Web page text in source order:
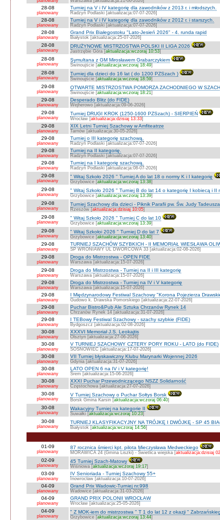
28-08
planowany
Turniej na V i IV kategorię dla zawodników z 2013 r. i młodszych.
Radzyń Podlaski [aktualizacja:07-07-2026]
28-08
planowany
Turniej na V i IV kategorię dla zawodników z 2012 r. i starszych.
Radzyń Podlaski [aktualizacja:07-07-2026]
28-08
planowany
Grand Prix Białegostoku "Lato-Jesień 2026" - 4. runda rapid
Białystok [aktualizacja:25-07-2026]
28-08
planowany
DRUŻYNOWE MISTRZOSTWA POLSKI II LIGA 2026
Jastrzębie Góra [aktualizacja:wczoraj 10:53]
28-08
planowany
Symultana z GM Mirosławem Grabarczykiem
Świnoujście [aktualizacja:wczoraj 18:49]
28-08
planowany
Turniej dla dzieci do 16 lat ( do 1200 PZSzach )
Świnoujście [aktualizacja:wczoraj 18:59]
29-08
planowany
OTWARTE MISTRZOSTWA POMORZA ZACHODNIEGO W
Świnoujście [aktualizacja:wczoraj 18:21]
29-08
planowany
Desperado Blitz (do FIDE)
Wejherowo [aktualizacja:09-06-2026]
29-08
planowany
Turniej DRUGI KROK (1250-1600 PZSzach) - SIERPIEŃ
Wrocław [aktualizacja:dzisiaj 13:33]
29-08
planowany
XIX Letni Turniej Szachowy w Amfiteatrze
Tarnów [aktualizacja:30-05-2026]
29-08
planowany
Turniej o III kategorię szachową.
Radzyń Podlaski [aktualizacja:07-07-2026]
29-08
planowany
Turniej na II kategorię.
Radzyń Podlaski [aktualizacja:07-07-2026]
29-08
planowany
Turniej na I kategorię szachową.
Radzyń Podlaski [aktualizacja:08-07-2026]
29-08
planowany
" Witaj Szkoło 2026 " Turniej A do lat 18 o normy K i I kategorię
Grzybowice [aktualizacja:wczoraj 13:38]
29-08
planowany
" Witaj Szkoło 2026 " Turniej B do lat 14 o kategorię I kobiecą i II
Grzybowice [aktualizacja:wczoraj 13:39]
29-08
planowany
Turniej Szachowy dla dzieci - Piknik Parafii pw. Św. Judy
Rzeszów [aktualizacja:dzisiaj 10:05]
29-08
planowany
" Witaj Szkoło 2026 " Turniej C do lat 10
Grzybowice [aktualizacja:wczoraj 13:39]
29-08
planowany
" Witaj Szkołoi 2026 " Turniej D do lat 7
Grzybowice [aktualizacja:wczoraj 13:40]
29-08
planowany
TURNIEJ SZACHÓW SZYBKICH - II MEMORIAŁ WIESŁAWA
SP WRONIAWY UL DWORCOWA 33 [aktualizacja:02-08-2026]
29-08
planowany
Droga do Mistrzostwa - OPEN FIDE
Warszawa [aktualizacja:15-07-2026]
29-08
planowany
Droga do Mistrzostwa - Turniej na II i III kategorię
Warszawa [aktualizacja:15-07-2026]
29-08
planowany
Droga do Mistrzostwa - Turniej na IV i V kategorię
Warszawa [aktualizacja:15-07-2026]
29-08
planowany
I Międzynarodowy Festiwal Szachowy "Korona Pojezierza
Gudowo k. Drawska Pomorskiego [aktualizacja:22-07-2026]
29-08
planowany
Puchar Bistro&Pub Ale Sztuka Chrzanów Rynek 14
Chrzanów Rynek 14 [aktualizacja:31-07-2026]
29-08
planowany
I TEBowy Festiwal Szachowy - szachy szybkie (FIDE)
Bydgoszcz [aktualizacja:02-08-2026]
30-08
planowany
XXXVI Memoriał J.S. Leokajtis
Olsztyn [aktualizacja:27-06-2026]
30-08
planowany
V TURNIEJ SZACHOWY CZTERY PORY ROKU - LATO (do FIDE)
SOSNOWIEC [aktualizacja:17-07-2026]
30-08
planowany
VII Turniej błyskawiczny Klubu Marynarki Wojennej 2026
Gdynia [aktualizacja:31-07-2026]
30-08
planowany
LATO OPEN 6 na IV i V kategorię!
Śrem [aktualizacja:15-06-2026]
30-08
planowany
XXXI Puchar Przewodniczącego NSZZ Solidarność
Częstochowa [aktualizacja:27-07-2026]
30-08
planowany
V Turniej Szachowy o Puchar Sołtys Borsk
Borsk Gmina Karsin [aktualizacja:wczoraj 06:40]
30-08
planowany
Wakacyjny Turniej na kategorie II
Suwałki [aktualizacja:wczoraj 10:23]
30-08
planowany
TURNIEJ KLASYFIKACYJNY NA TRÓJKĘ I DWÓJKĘ - SP 45
Białystok [aktualizacja:wczoraj 14:56]
01-09
planowany
87 rocznica śmierci kpt. pilota Mieczysława Medweckiego
MORAWICA 24 (Gmina Liszki) - Świetlica wiejska [aktualizacja:dzisiaj
02-09
planowany
45 Turniej Szach-Matowy
Wiśniowa [aktualizacja:wczoraj 19:17]
03-09
planowany
IV Senioriada - Turniej Szachowy 55+
Inowrocław [aktualizacja:10-07-2026]
04-09
planowany
Grand Prix Wadowic-Turniej nr.998
Wadowice [aktualizacja:31-03-2026]
04-09
planowany
GRAND PRIX POLONII WROCŁAW
Wrocław [aktualizacja:25-05-2026]
04-09
planowany
" Z MOK-iem do mistrzostwa " T 1 do lat 12 z okazji "
Grzybowice [aktualizacja:wczoraj 13:44]